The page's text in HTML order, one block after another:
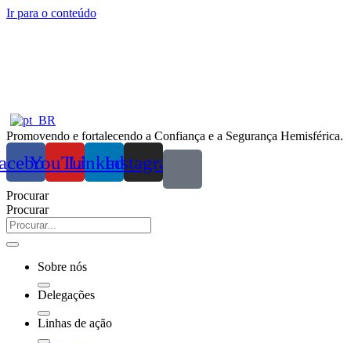
Ir para o conteúdo
Promovendo e fortalecendo a Confiança e a Segurança Hemisférica.
YouTubeLinkedin
Instagram
Procurar
Procurar
Sobre nós
Delegações
Linhas de ação